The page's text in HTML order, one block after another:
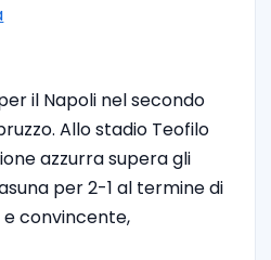
il Napoli nel secondo
Allo stadio Teofilo
azzurra supera gli
per 2-1 al termine di
convincente,